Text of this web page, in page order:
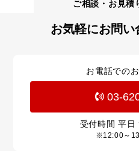
お気軽にお問
お電話での
03-
受付時間 平日
※12:00～